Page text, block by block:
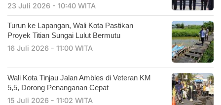
23 Juli 2026 - 10:40 WITA
Turun ke Lapangan, Wali Kota Pastikan
Proyek Titian Sungai Lulut Bermutu
16 Juli 2026 - 11:00 WITA
​Wali Kota Tinjau Jalan Ambles di Veteran KM
5,5, Dorong Penanganan Cepat
15 Juli 2026 - 11:02 WITA